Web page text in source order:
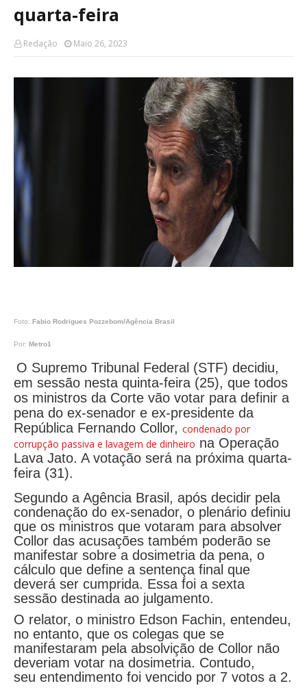
quarta-feira
Redação Maio 26, 2023
Foto: Fabio Rodrigues Pozzebom/Agência Brasil
Por: Metro1
O Supremo Tribunal Federal (STF) decidiu,
em sessão nesta quinta-feira (25), que todos
os ministros da Corte vão votar para definir a
pena do ex-senador e ex-presidente da
República Fernando Collor, condenado por
corrupção passiva e lavagem de dinheiro na Operação
Lava Jato. A votação será na próxima quarta-
feira (31).
Segundo a Agência Brasil, após decidir pela
condenação do ex-senador, o plenário definiu
que os ministros que votaram para absolver
Collor das acusações também poderão se
manifestar sobre a dosimetria da pena, o
cálculo que define a sentença final que
deverá ser cumprida. Essa foi a sexta
sessão destinada ao julgamento.
O relator, o ministro Edson Fachin, entendeu,
no entanto, que os colegas que se
manifestaram pela absolvição de Collor não
deveriam votar na dosimetria. Contudo,
seu entendimento foi vencido por 7 votos a 2.